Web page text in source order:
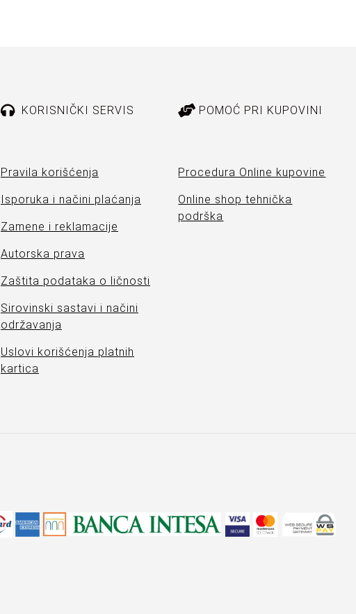
KORISNIČKI SERVIS
Pravila korišćenja
Isporuka i načini plaćanja
Zamene i reklamacije
Autorska prava
Zaštita podataka o ličnosti
Sirovinski sastavi i načini
održavanja
Uslovi korišćenja platnih
kartica
POMOĆ PRI KUPOVINI
Procedura Online kupovine
Online shop tehnička
podrška